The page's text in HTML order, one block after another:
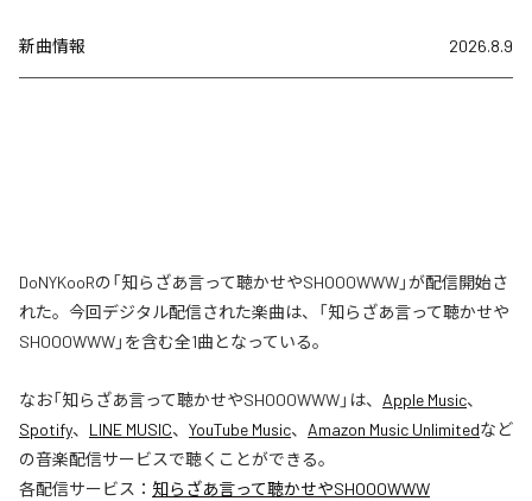
新曲情報 2026.8.9
DoNYKooRの「知らざあ言って聴かせやSHOOOWWW」が配信開始さ
れた。今回デジタル配信された楽曲は、「知らざあ言って聴かせや
SHOOOWWW」を含む全1曲となっている。
なお「知らざあ言って聴かせやSHOOOWWW」は、 Apple Music、
Spotify、 LINE MUSIC、 YouTube Music、 Amazon Music Unlimitedなど
の音楽配信サービスで聴くことができる。
各配信サービス： 知らざあ言って聴かせやSHOOOWWW